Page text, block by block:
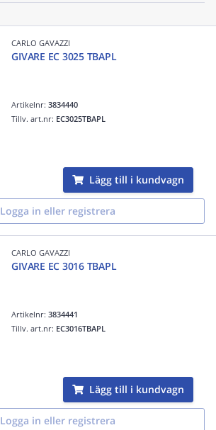
CARLO GAVAZZI
GIVARE EC 3025 TBAPL
Artikelnr:3834440
Tillv. art.nr: EC3025TBAPL
Lägg till i kundvagn
Logga in eller registrera
CARLO GAVAZZI
GIVARE EC 3016 TBAPL
Artikelnr:3834441
Tillv. art.nr: EC3016TBAPL
Lägg till i kundvagn
Logga in eller registrera